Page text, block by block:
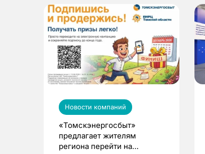
Новости компаний
«Томскэнергосбыт»
предлагает жителям
региона перейти на